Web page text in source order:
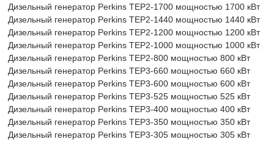
Дизельный генератор Perkins TEP2-1700 мощностью 1700 кВт
Дизельный генератор Perkins TEP2-1440 мощностью 1440 кВт
Дизельный генератор Perkins TEP2-1200 мощностью 1200 кВт
Дизельный генератор Perkins TEP2-1000 мощностью 1000 кВт
Дизельный генератор Perkins TEP2-800 мощностью 800 кВт
Дизельный генератор Perkins TEP3-660 мощностью 660 кВт
Дизельный генератор Perkins TEP3-600 мощностью 600 кВт
Дизельный генератор Perkins TEP3-525 мощностью 525 кВт
Дизельный генератор Perkins TEP3-400 мощностью 400 кВт
Дизельный генератор Perkins TEP3-350 мощностью 350 кВт
Дизельный генератор Perkins TEP3-305 мощностью 305 кВт